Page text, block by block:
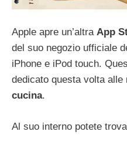
Apple apre un’altra App
del suo negozio ufficiale
iPhone e iPod touch.
dedicato questa volta
cucina.
Al suo interno potete